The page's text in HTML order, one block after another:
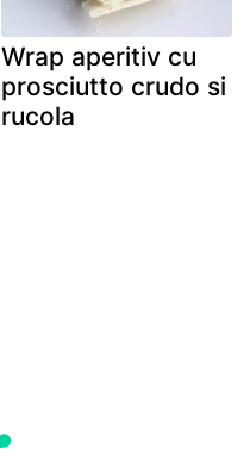
Wrap aperitiv cu
prosciutto crudo si
rucola